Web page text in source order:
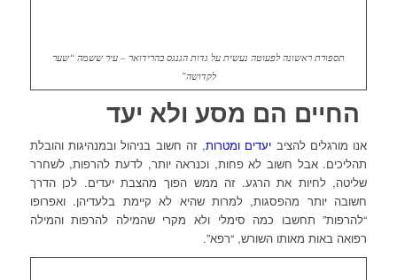
תספורת ראשונה לפעוטה נעשית על גדות הגנגס בהרידואר – עיר ששמה “שער
לקדושה”
החיים הם מסע ולא יעד
אנו מורגלים להציב יעדים ומטרות, זה חשוב בניהול ובמנהיגות והובלת
תהליכים. אבל חשוב לא פחות, וכנראה יותר, לדעת להרפות, לשחרר
שליטה, לחיות את הרגע. זה ממש הפוך מהצבת יעדים. לכן הדרך
חשובה יותר מהפסגות, למרות שהיא לא קיימת בלעדיהן. ואפרופו
“להרפות” תחשבו כמה סימלי ולא מקרי שהמילה להרפות והמילה
רפואה באות מאותו השורש, “רפא”.